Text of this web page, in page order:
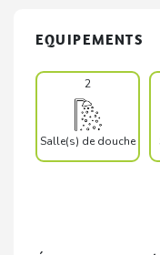
EQUIPEMENTS
2
Salle(s) de douche